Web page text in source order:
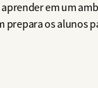
em um
prepara os alunos